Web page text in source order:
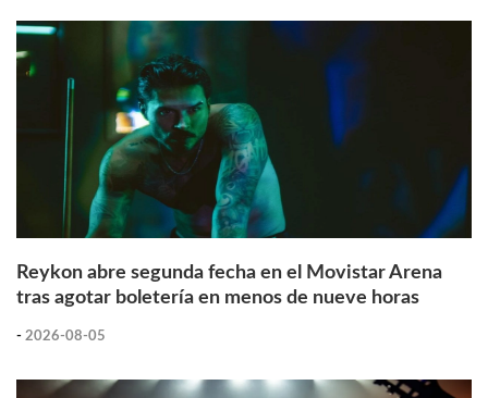
Reykon abre segunda fecha en el Movistar Arena
tras agotar boletería en menos de nueve horas
- 2026-08-05